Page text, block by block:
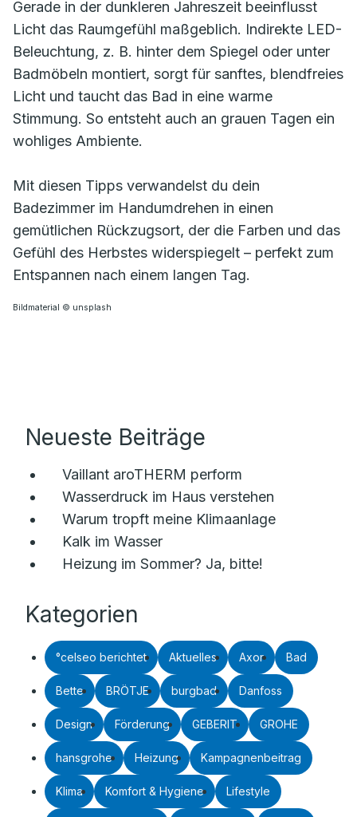
Gerade in der dunkleren Jahreszeit beeinflusst
Licht das Raumgefühl maßgeblich. Indirekte LED-
Beleuchtung, z. B. hinter dem Spiegel oder unter
Badmöbeln montiert, sorgt für sanftes, blendfreies
Licht und taucht das Bad in eine warme
Stimmung. So entsteht auch an grauen Tagen ein
wohliges Ambiente.
Mit diesen Tipps verwandelst du dein
Badezimmer im Handumdrehen in einen
gemütlichen Rückzugsort, der die Farben und das
Gefühl des Herbstes widerspiegelt – perfekt zum
Entspannen nach einem langen Tag.
Bildmaterial © unsplash
Neueste Beiträge
Vaillant aroTHERM perform
Wasserdruck im Haus verstehen
Warum tropft meine Klimaanlage
Kalk im Wasser
Heizung im Sommer? Ja, bitte!
Kategorien
°celseo berichtet Aktuelles Axor Bad
Bette BRÖTJE burgbad Danfoss
Design Förderung GEBERIT GROHE
hansgrohe Heizung Kampagnenbeitrag
Klima Komfort & Hygiene Lifestyle